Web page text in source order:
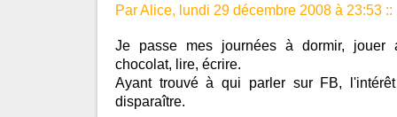
Par Alice, lundi 29 décembre 2008 à 23:53 ::
Je passe mes journées à dormir, jouer
chocolat, lire, écrire.
Ayant trouvé à qui parler sur FB,
disparaître.